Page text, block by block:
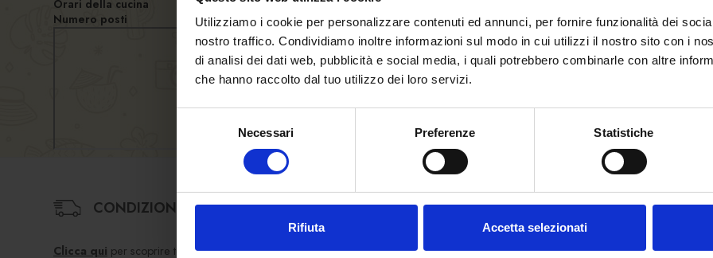
Benvenuto su forst.it Hai
compiuto 18 anni?
Utilizziamo i cookie per personalizzare contenuti ed annunci, per fornire funzionalità dei
nostro traffico. Condividiamo inoltre informazioni sul modo in cui utilizzi il nostro sito con i
di analisi dei dati web, pubblicità e social media, i quali potrebbero combinarle con altre
che hanno raccolto dal tuo utilizzo dei loro servizi.
Necessari Preferenze Statistiche
Rifiuta Accetta selezionati
Orari della cucina
Numero posti
CONDIZIONI DI VENDITA
Clicca qui per scoprire termini e condizioni
HAI BISOGNO DI AIUTO?
Contattacioppure chiamaci dal lunedì al